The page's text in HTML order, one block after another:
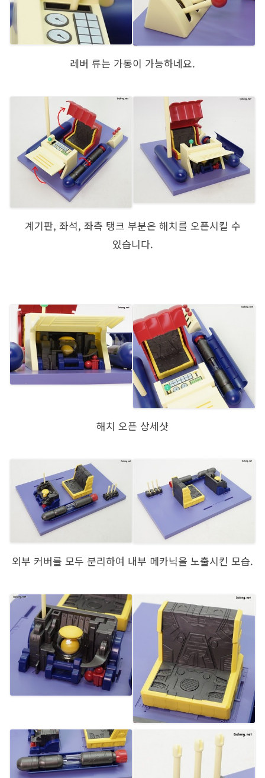
레버 류는 가동이 가능하네요.
계기판, 좌석, 좌측 탱크 부분은 해치를 오픈시킬 수
있습니다.
해치 오픈 상세샷
외부 커버를 모두 분리하여 내부 메카닉을 노출시킨 모습.